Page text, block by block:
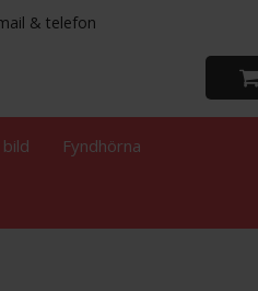
& telefon
Fyndhörna